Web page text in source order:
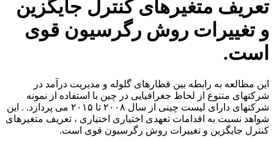
تعریف متغیرهای کنترل جایگزین
و تغییرات روش رگرسیون قوی
است.
این مطالعه به رابطه بین قطارهای گلوله و مدیریت درآمد در
شرکتهای متنوع از لحاظ جغرافیایی در چین با استفاده از نمونه
شرکتهای دارای لیست چینی از سال ۲۰۰۸ تا ۲۰۱۵ می پردازد. . این
شواهد نسبت به اقدامات تعهدی اختیاری اختیاری ، تعریف متغیرهای
کنترل جایگزین و تغییرات روش رگرسیون قوی است.